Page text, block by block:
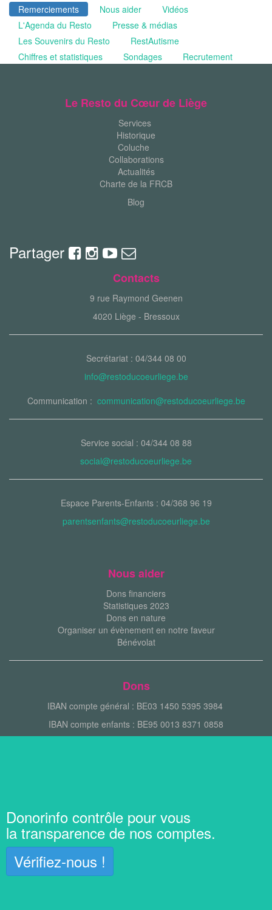
Remerciements
Nous aider
Vidéos
L'Agenda du Resto
Presse & médias
Les Souvenirs du Resto
RestAutisme
Chiffres et statistiques
Sondages Recrutement
Le Resto du Cœur de Liège
Services
Historique
Coluche
Collaborations
Actualités
Charte de la FRCB
Blog
Partager
Contacts
9 rue Raymond Geenen
4020 Liège - Bressoux
Secrétariat : 04/344 08 00
info@restoducoeurliege.be
Communication : communication@restoducoeurliege.be
Service social : 04/344 08 88
social@restoducoeurliege.be
Espace Parents-Enfants : 04/368 96 19
parentsenfants@restoducoeurliege.be
Nous aider
Dons financiers
Statistiques 2023
Dons en nature
Organiser un évènement en notre faveur
Bénévolat
Dons
IBAN compte général : BE03 1450 5395 3984
IBAN compte enfants : BE95 0013 8371 0858
Donorinfo contrôle pour vous
la transparence de nos comptes.
Vérifiez-nous !